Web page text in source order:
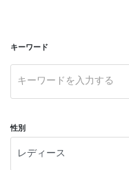
キーワード
性別